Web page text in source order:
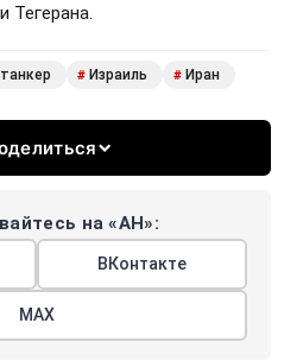
Тегерана.
танкер # Израиль # Иран
на «АН»:
ВКонтакте
МАХ